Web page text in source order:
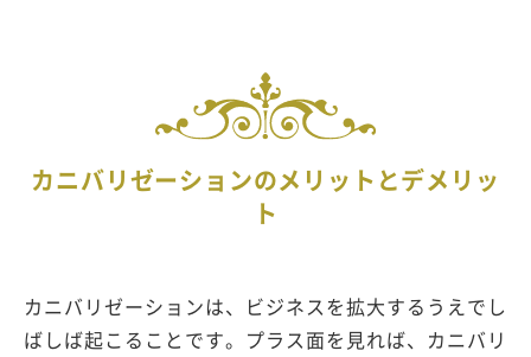
カニバリゼーションのメリットとデメリッ
ト
カニバリゼーションは、ビジネスを拡大するうえでし
ばしば起こることです。プラス面を見れば、カニバリ